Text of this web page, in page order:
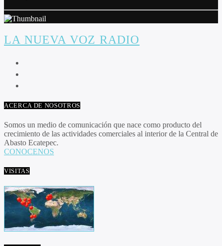
LA NUEVA VOZ RADIO
ACERCA DE NOSOTROS
Somos un medio de comunicación que nace como producto del
crecimiento de las actividades comerciales al interior de la Central de
Abasto Ecatepec.
CONOCENOS
VISITAS